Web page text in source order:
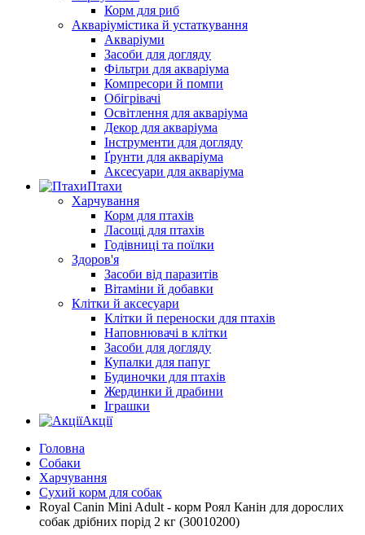
Корм для риб
Акваріумістика й устаткування
Акваріуми
Засоби для догляду
Фільтри для акваріума
Компресори й помпи
Обігрівачі
Освітлення для акваріума
Декор для акваріума
Інструменти для догляду
Ґрунти для акваріума
Аксесуари для акваріума
Птахи
Харчування
Корм для птахів
Ласощі для птахів
Годівниці та поїлки
Здоров'я
Засоби від паразитів
Вітаміни й добавки
Клітки й аксесуари
Клітки й переноски для птахів
Наповнювачі в клітки
Засоби для догляду
Купалки для папуг
Будиночки для птахів
Жердинки й драбини
Іграшки
Акції
Головна
Собаки
Харчування
Сухий корм для собак
Royal Canin Mini Adult - корм Роял Канін для дорослих
собак дрібних порід 2 кг (30010200)